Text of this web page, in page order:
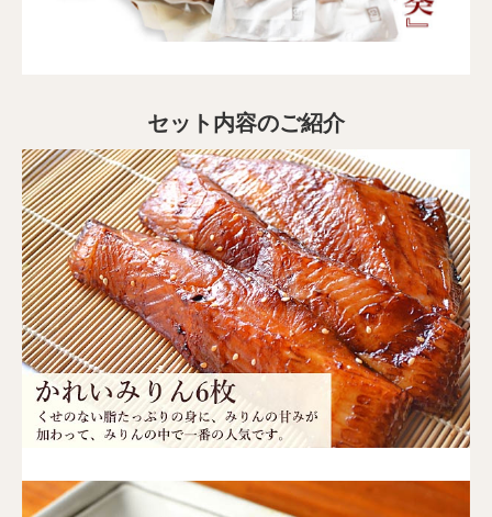
セット内容のご紹介